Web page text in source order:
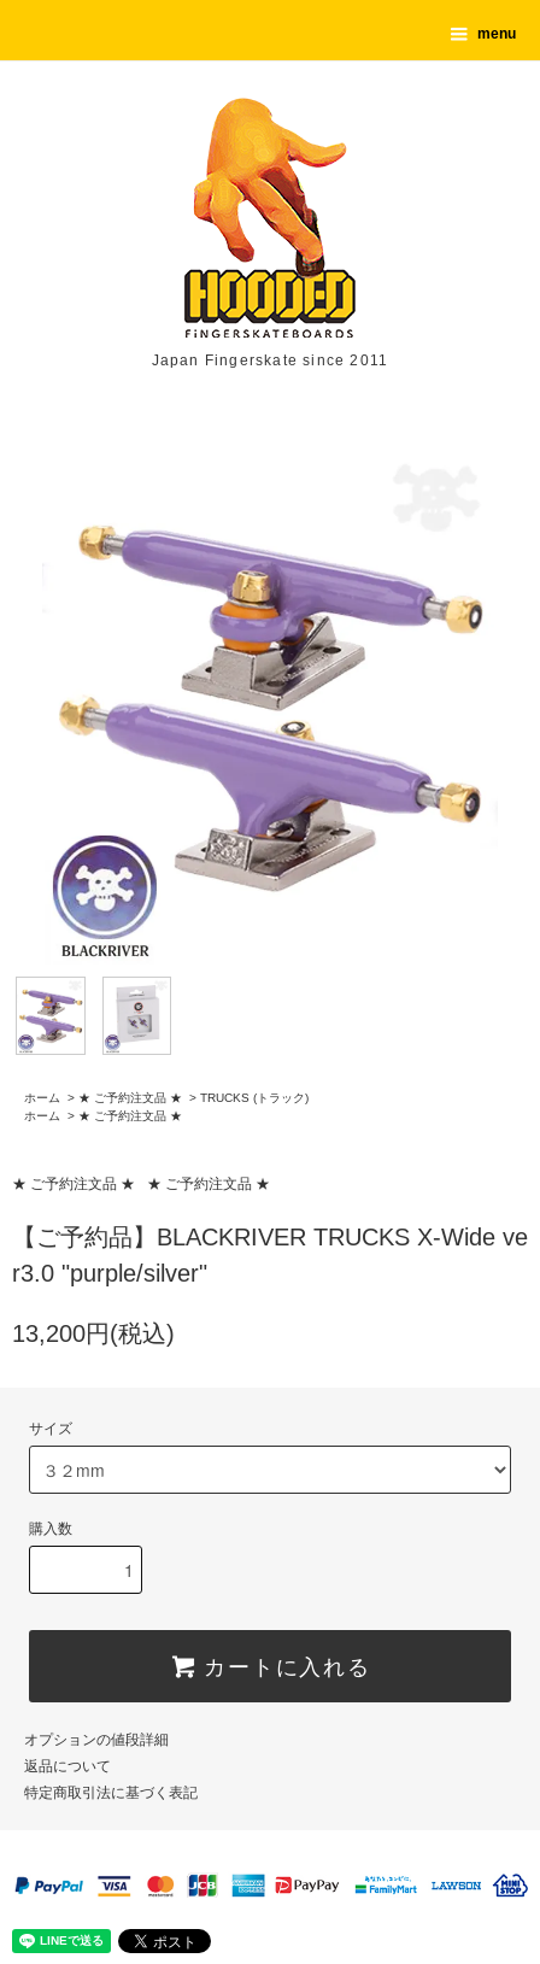
menu
Japan Fingerskate since 2011
ホーム > ★ ご予約注文品 ★ > TRUCKS (トラック)
ホーム
> ★ ご予約注文品 ★
★ ご予約注文品 ★ ★ ご予約注文品 ★
【ご予約品】BLACKRIVER TRUCKS X-Wide ve
r3.0 "purple/silver"
13,200円(税込)
サイズ
購入数
カートに入れる
オプションの値段詳細
返品について
特定商取引法に基づく表記